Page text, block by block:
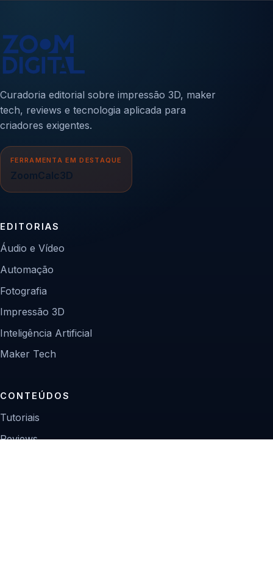
Curadoria editorial sobre impressão 3D, maker
tech, reviews e tecnologia aplicada para
criadores exigentes.
FERRAMENTA EM DESTAQUE
ZoomCalc3D
EDITORIAS
Áudio e Vídeo
Automação
Fotografia
Impressão 3D
Inteligência Artificial
Maker Tech
CONTEÚDOS
Tutoriais
Reviews